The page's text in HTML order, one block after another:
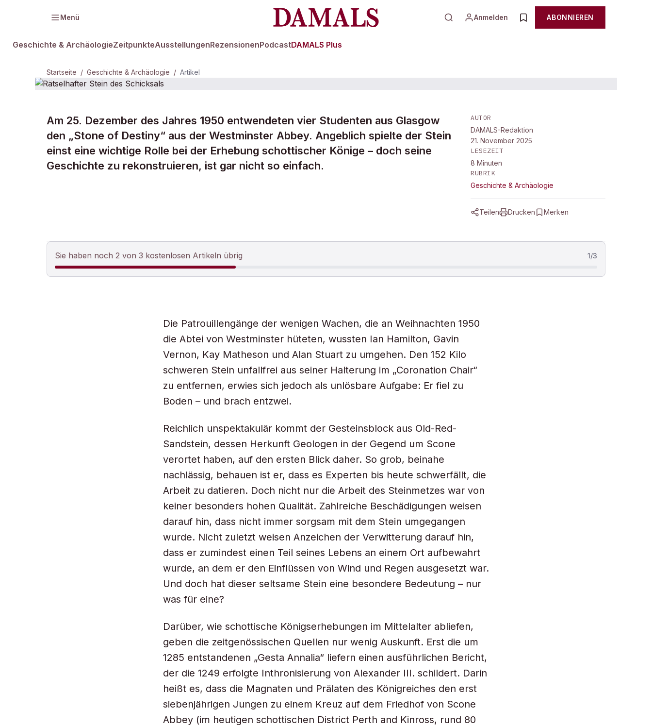
Menü Anmelden ABONNIEREN
Geschichte & ArchäologieZeitpunkteAusstellungenRezensionenPodcastDAMALS Plus
Startseite / Geschichte & Archäologie / Artikel
DAMALS PlusGESCHICHTE & ARCHÄOLOGIE
Rätselhafter Stein des
Schicksals
Am 25. Dezember des Jahres 1950 entwendeten vier Studenten aus Glasgow
den „Stone of Destiny“ aus der Westminster Abbey. Angeblich spielte der Stein
einst eine wichtige Rolle bei der Erhebung schottischer Könige – doch seine
Geschichte zu rekonstruieren, ist gar nicht so einfach.
AUTOR
DAMALS-Redaktion
21. November 2025
LESEZEIT
8 Minuten
RUBRIK
Geschichte & Archäologie
Teilen Drucken Merken
Sie haben noch 2 von 3 kostenlosen Artikeln übrig 1/3
Die Patrouillengänge der wenigen Wachen, die an Weihnachten 1950
die Abtei von Westminster hüteten, wussten Ian Hamilton, Gavin
Vernon, Kay Matheson und Alan Stuart zu umgehen. Den 152 Kilo
schweren Stein unfallfrei aus seiner Halterung im „Coronation Chair“
zu entfernen, erwies sich jedoch als unlösbare Aufgabe: Er fiel zu
Boden – und brach entzwei.
Reichlich unspektakulär kommt der Gesteinsblock aus Old-Red-
Sandstein, dessen Herkunft Geologen in der Gegend um Scone
verortet haben, auf den ersten Blick daher. So grob, beinahe
nachlässig, behauen ist er, dass es Experten bis heute schwerfällt, die
Arbeit zu datieren. Doch nicht nur die Arbeit des Steinmetzes war von
keiner besonders hohen Qualität. Zahlreiche Beschädigungen weisen
darauf hin, dass nicht immer sorgsam mit dem Stein umgegangen
wurde. Nicht zuletzt weisen Anzeichen der Verwitterung darauf hin,
dass er zumindest einen Teil seines Lebens an einem Ort aufbewahrt
wurde, an dem er den Einflüssen von Wind und Regen ausgesetzt war.
Und doch hat dieser seltsame Stein eine besondere Bedeutung – nur
was für eine?
Darüber, wie schottische Königserhebungen im Mittelalter abliefen,
geben die zeitgenössischen Quellen nur wenig Auskunft. Erst die um
1285 entstandenen „Gesta Annalia“ liefern einen ausführlichen Bericht,
der die 1249 erfolgte Inthronisierung von Alexander III. schildert. Darin
heißt es, dass die Magnaten und Prälaten des Königreiches den erst
siebenjährigen Jungen zu einem Kreuz auf dem Friedhof von Scone
Abbey (im heutigen schottischen District Perth and Kinross, rund 80